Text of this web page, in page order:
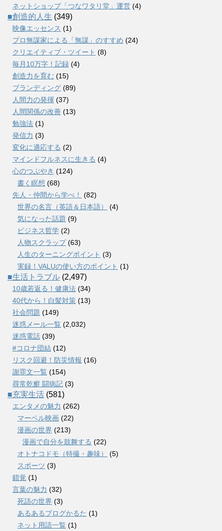
ネットショップ「つなワタリ堂」運営 (4)
■創造的人生 (349)
映像エッセンス (1)
プロ無謀家による「無謀」のすすめ (24)
クリエイティブ・ツイート (8)
毎月10万字！記録 (4)
創造力を育む (15)
ブランディング (89)
人間力の発揮 (37)
人間関係の改善 (13)
勉強法 (1)
発信力 (3)
変化に適応する (2)
マインドフルネスに生きる (4)
心のつぶやき (124)
書く瞑想 (68)
先人・仲間から学べ！
(82)
世界の名言（英語＆日本語）
(4)
気になった話題 (9)
ビジネス哲学 (2)
人物スクラップ(63)
人生のターニングポイント (3)
実録！VALUの使い方のポイント (1)
■生活トラブル (2,497)
10歳若返る！健康法 (34)
40代から！白髪対策 (13)
社会問題 (149)
迷惑メール一覧 (2,032)
迷惑電話 (39)
#コロナ団結 (12)
リスク回避！防災情報 (16)
謝罪文一覧 (154)
尋常乾癬 闘病記 (3)
■充実生活 (581)
エンタメの魅力 (262)
マーベル映画 (22)
漫画の世界 (213)
漫画で自分を鼓舞する (22)
オトナコドモ（特撮・趣味）
(5)
スポーツ (3)
錯覚 (1)
言葉の魅力 (32)
死語の世界 (3)
あるあるブログかるた (1)
ネット用語一覧 (1)